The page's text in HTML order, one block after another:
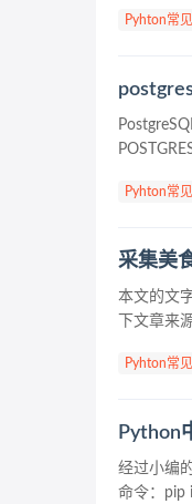
Pyhton常
Pyhton常
采集美
本文的文
下文章来
Pyhton常
Python
经过小编
命令：pip